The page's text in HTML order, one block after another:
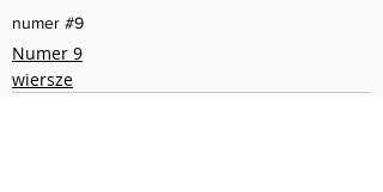
numer #9
Numer 9
wiersze